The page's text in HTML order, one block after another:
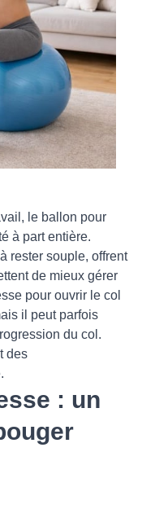
le ballon pour
à part entière.
rester souple, offrent
de mieux gérer
pour ouvrir le col
il peut parfois
du col.
des
: un